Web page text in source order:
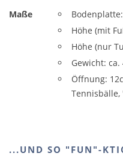
Maße
Höhe (mit
Höhe (nur
Gewicht: ca.
Öffnung:
Tennisbälle,
...UND SO "FUN"-